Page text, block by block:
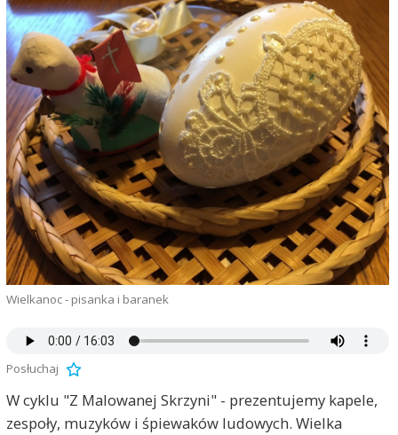
Wielkanoc - pisanka i baranek
Posłuchaj
W cyklu "Z Malowanej Skrzyni" - prezentujemy kapele,
zespoły, muzyków i śpiewaków ludowych. Wielka